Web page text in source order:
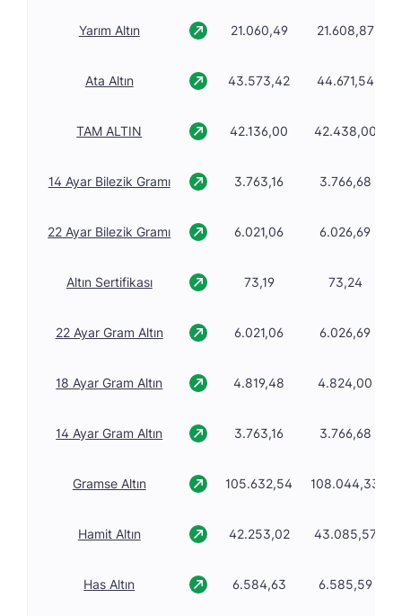
Yarım Altın 21.060,49 21.608,87
Ata Altın 43.573,42 44.671,54
TAM ALTIN 42.136,00 42.438,00
14 Ayar Bilezik Gramı 3.763,16 3.766,68
22 Ayar Bilezik Gramı 6.021,06 6.026,69
Altın Sertifikası 73,19 73,24
22 Ayar Gram Altın 6.021,06 6.026,69
18 Ayar Gram Altın 4.819,48 4.824,00
14 Ayar Gram Altın 3.763,16 3.766,68
Gramse Altın 105.632,54 108.044,33
Hamit Altın 42.253,02 43.085,57
Has Altın 6.584,63 6.585,59